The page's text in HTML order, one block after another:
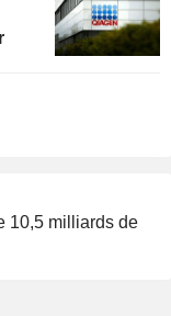
10,5 milliards de